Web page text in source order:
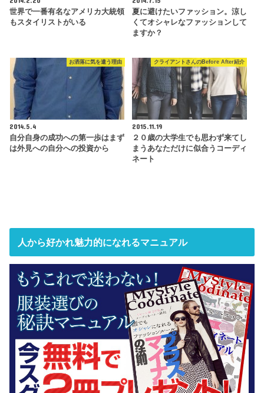
世界で一番有名なアメリカ大統領
もスタイリストがいる
夏に避けたいファッション。涼し
くてオシャレなファッションして
ますか？
お洒落に気を遣う理由
2014.5.4
自分自身の成功への第一歩はまず
は外見への自分への投資から
クライアントさんのBefore After紹介
2015.11.19
２０歳の大学生でも思わず来てし
まうあなただけに似合うコーディ
ネート
人から好かれ魅力的になれるマニュアル